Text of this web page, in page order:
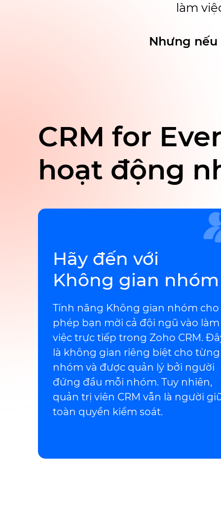
làm
Nhưng
CRM for
hoạt động
Hãy đến với
Không gian nhóm
Tính năng Không gian nhóm cho
phép bạn mời cả đội ngũ vào làm
việc trực tiếp trong Zoho CRM.
là không gian riêng biệt cho từng
nhóm và được quản lý bởi người
đứng đầu mỗi nhóm. Tuy nhiên,
quản trị viên CRM vẫn là người
toàn quyền kiểm soát.